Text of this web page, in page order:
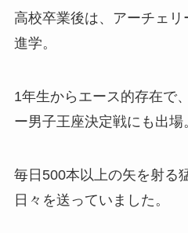
高校卒業後は、アーチェ
進学。
1年生からエース的存在で
ー男子王座決定戦にも出場
毎日500本以上の矢を射る
日々を送っていました。